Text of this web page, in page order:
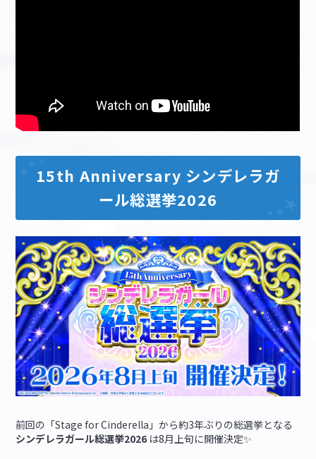
15th Anniversary シンデレラガ
ール総選挙2026
前回の「Stage for Cinderella」から約3年ぶりの総選挙となる
シンデレラガール総選挙2026 は8月上旬に開催決定✨